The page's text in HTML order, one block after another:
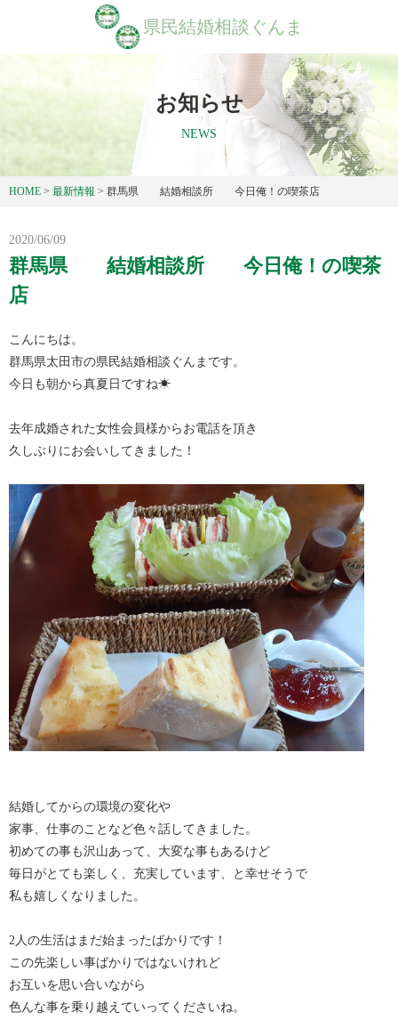
県民結婚相談ぐんま
お知らせ
NEWS
HOME > 最新情報 > 群馬県 結婚相談所 今日俺！の喫茶店
2020/06/09
群馬県 結婚相談所 今日俺！の喫茶
店
こんにちは。
群馬県太田市の県民結婚相談ぐんまです。
今日も朝から真夏日ですね☀
去年成婚された女性会員様からお電話を頂き
久しぶりにお会いしてきました！
結婚してからの環境の変化や
家事、仕事のことなど色々話してきました。
初めての事も沢山あって、大変な事もあるけど
毎日がとても楽しく、充実しています、と幸せそうで
私も嬉しくなりました。
2人の生活はまだ始まったばかりです！
この先楽しい事ばかりではないけれど
お互いを思い合いながら
色んな事を乗り越えていってくださいね。